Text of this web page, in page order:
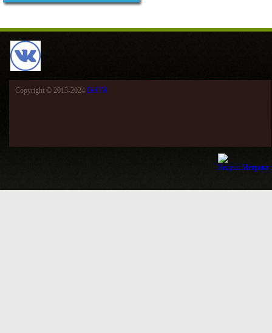
Copyright © 2013-2024 DeUM